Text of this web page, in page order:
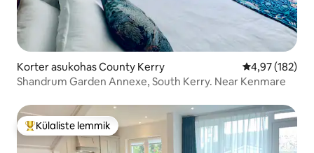
Korter asukohas County Kerry Keskmine
4,97 (182)
Shandrum Garden Annexe, South Kerry. Near Kenmare
Külaliste suur lemmik
Külaliste lemmik